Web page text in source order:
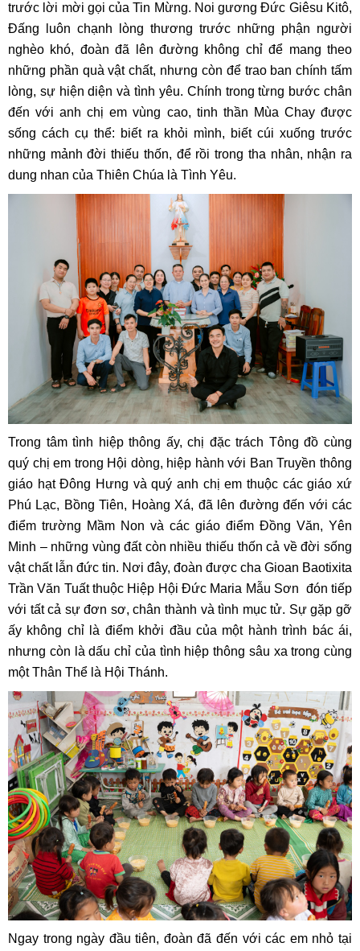
trước lời mời gọi của Tin Mừng. Noi gương Đức Giêsu Kitô,
Đấng luôn chạnh lòng thương trước những phận người
nghèo khó, đoàn đã lên đường không chỉ để mang theo
những phần quà vật chất, nhưng còn để trao ban chính tấm
lòng, sự hiện diện và tình yêu. Chính trong từng bước chân
đến với anh chị em vùng cao, tinh thần Mùa Chay được
sống cách cụ thể: biết ra khỏi mình, biết cúi xuống trước
những mảnh đời thiếu thốn, để rồi trong tha nhân, nhận ra
dung nhan của Thiên Chúa là Tình Yêu.
Trong tâm tình hiệp thông ấy, chị đặc trách Tông đồ cùng
quý chị em trong Hội dòng, hiệp hành với Ban Truyền thông
giáo hạt Đông Hưng và quý anh chị em thuộc các giáo xứ
Phú Lạc, Bồng Tiên, Hoàng Xá, đã lên đường đến với các
điểm trường Mầm Non và các giáo điểm Đồng Văn, Yên
Minh – những vùng đất còn nhiều thiếu thốn cả về đời sống
vật chất lẫn đức tin. Nơi đây, đoàn được cha Gioan Baotixita
Trần Văn Tuất thuộc Hiệp Hội Đức Maria Mẫu Sơn đón tiếp
với tất cả sự đơn sơ, chân thành và tình mục tử. Sự gặp gỡ
ấy không chỉ là điểm khởi đầu của một hành trình bác ái,
nhưng còn là dấu chỉ của tình hiệp thông sâu xa trong cùng
một Thân Thể là Hội Thánh.
Ngay trong ngày đầu tiên, đoàn đã đến với các em nhỏ tại